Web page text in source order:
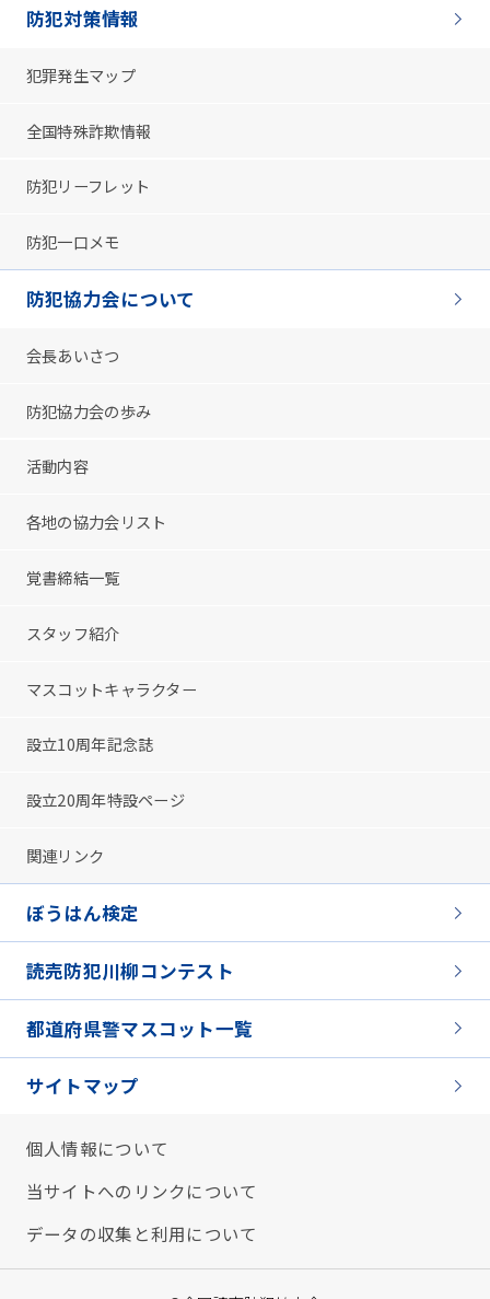
防犯対策情報
犯罪発生マップ
全国特殊詐欺情報
防犯リーフレット
防犯一口メモ
防犯協力会について
会長あいさつ
防犯協力会の歩み
活動内容
各地の協力会リスト
覚書締結一覧
スタッフ紹介
マスコットキャラクター
設立10周年記念誌
設立20周年特設ページ
関連リンク
ぼうはん検定
読売防犯川柳コンテスト
都道府県警マスコット一覧
サイトマップ
個人情報について
当サイトへのリンクについて
データの収集と利用について